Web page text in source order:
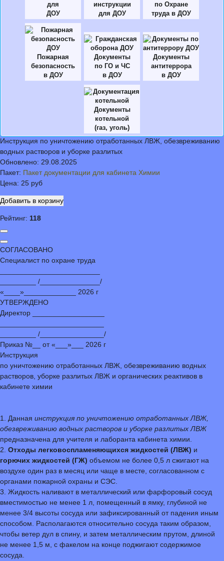
для
ДОУ
инструкции
для ДОУ
по Охране
труда в ДОУ
Пожарная
безопасность
в ДОУ
Документы
по ГО и ЧС
в ДОУ
Документы
антитеррора
в ДОУ
Документы
котельной
(газ, уголь)
Инструкция по уничтожению отработанных ЛВЖ, обезвреживанию
водных растворов и уборке разлитых
Обновлено: 29.08.2025
Пакет: Пакет документации для кабинета Химии
Цена: 25 руб
Рейтинг: 118
СОГЛАСОВАНО
Специалист по охране труда
_________ /_______________/
«____»_____________ 2026 г
УТВЕРЖДЕНО
Директор __________________
_________ /________________/
Приказ №__ от «___»___ 2026 г
Инструкция
по уничтожению отработанных ЛВЖ, обезвреживанию водных
растворов, уборке разлитых ЛВЖ и органических реактивов в
кабинете химии
1. Данная инструкция по уничтожению отработанных ЛВЖ,
обезвреживанию водных растворов и уборке разлитых ЛВЖ
предназначена для учителя и лаборанта кабинета химии.
2. Отходы легковоспламеняющихся жидкостей (ЛВЖ) и
горючих жидкостей (ГЖ) объемом не более 0,5 л сжигают на
воздухе один раз в месяц или чаще в месте, согласованном с
органами пожарной охраны и СЭС.
3. Жидкость наливают в металлический или фарфоровый сосуд
вместимостью не менее 1 л, помещенный в ямку, глубиной не
менее 3/4 высоты сосуда или зафиксированный от падения иным
способом. Располагаются относительно сосуда таким образом,
чтобы ветер дул в спину, и затем металлическим прутом, длиной
не менее 1,5 м, с факелом на конце поджигают содержимое
сосуда.